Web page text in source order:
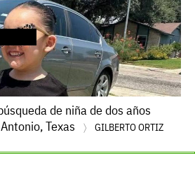
de niña de dos años
Texas
GILBERTO ORTIZ